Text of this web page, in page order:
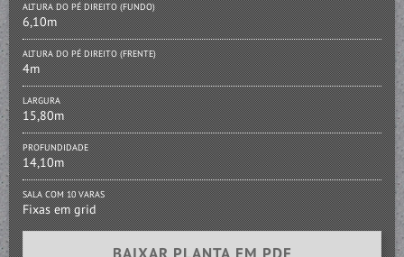
ALTURA DO PÉ DIREITO (FUNDO)
6,10m
ALTURA DO PÉ DIREITO (FRENTE)
4m
LARGURA
15,80m
PROFUNDIDADE
14,10m
SALA COM 10 VARAS
Fixas em grid